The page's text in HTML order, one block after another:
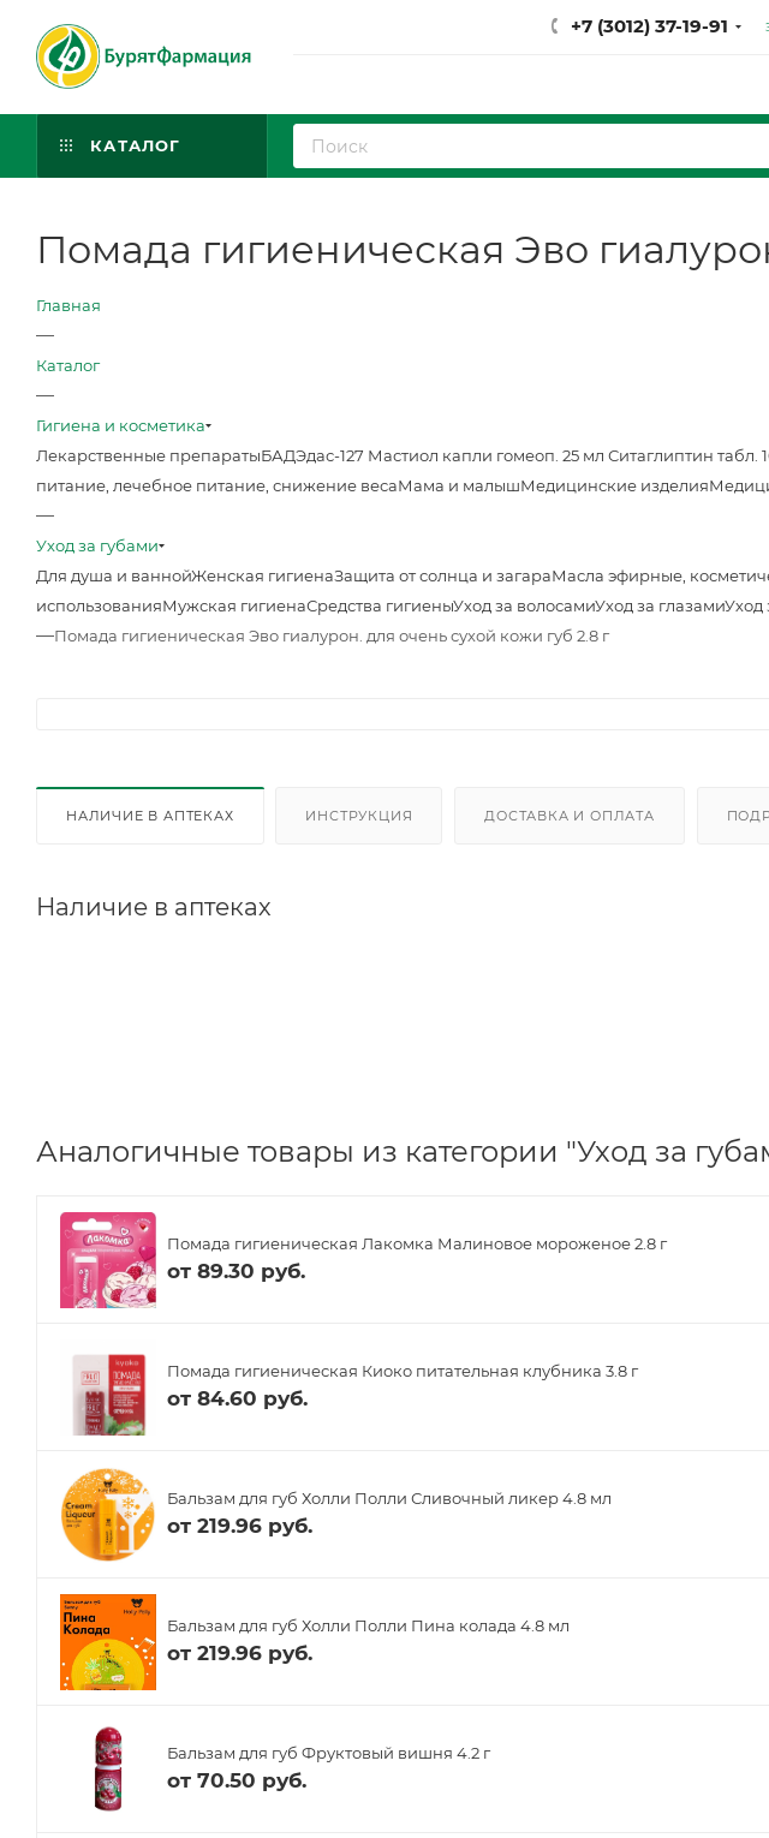
+7 (3012) 37-19-91
КАТАЛОГ
Помада гигиеническая Эво
Главная
—
Каталог
—
Гигиена и косметика
Лекарственные препаратыБАДЭдас-127 Мастиол капли гомеоп. 25 мл Ситаглиптин табл.
питание, лечебное питание, снижение весаМама и малышМедицинские изделия
—
Уход за губами
Для душа и ваннойЖенская гигиенаЗащита от солнца и загараМасла эфирные,
использованияМужская гигиенаСредства гигиеныУход за волосамиУход за глазамиУход
—Помада гигиеническая Эво гиалурон. для очень сухой кожи губ 2.8 г
НАЛИЧИЕ В АПТЕКАХ ИНСТРУКЦИЯ ДОСТАВКА И ОПЛАТА
Наличие в аптеках
Аналогичные товары из категории "Уход за
Помада гигиеническая Лакомка Малиновое мороженое 2.8 г
от 89.30 руб.
Помада гигиеническая Киоко питательная клубника 3.8 г
от 84.60 руб.
Бальзам для губ Холли Полли Сливочный ликер 4.8 мл
от 219.96 руб.
Бальзам для губ Холли Полли Пина колада 4.8 мл
от 219.96 руб.
Бальзам для губ Фруктовый вишня 4.2 г
от 70.50 руб.